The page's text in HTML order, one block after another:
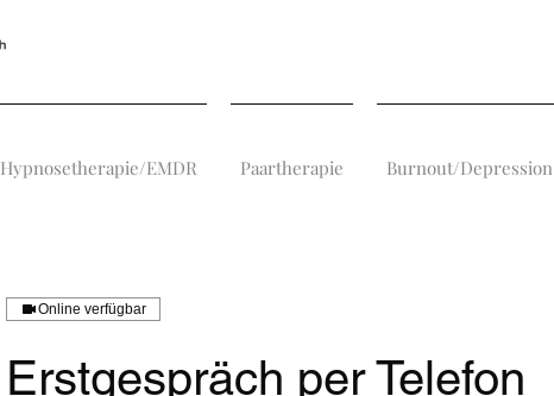
Hypnosetherapie/EMDR Paartherapie Burnout/Depression
Online verfügbar
Erstgespräch per Telefon